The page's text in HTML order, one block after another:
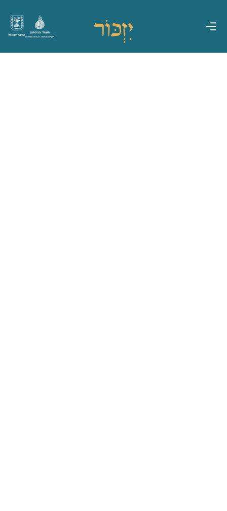
מדינת ישראל
משרד הביטחון
אגף משפחות, הנצחה ומורשת